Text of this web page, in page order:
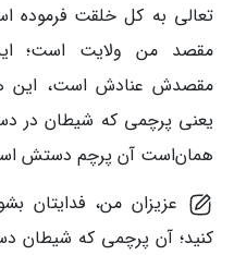
تعالی به کل خلقت
مقصد من ولایت است؛
مقصدش عنادش است، این
یعنی پرچمی که شیطان در
همان‌است آن پرچم دستش
عزیزان من، فدایتان
کنید؛ آن پرچمی که شیطان